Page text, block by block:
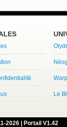
Le
2026 | Portail V1.42